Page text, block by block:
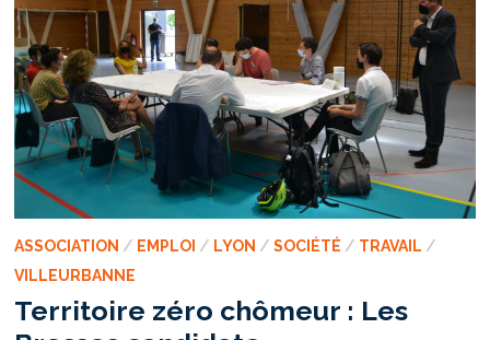
ASSOCIATION / EMPLOI / LYON / SOCIÉTÉ / TRAVAIL /
VILLEURBANNE
Territoire zéro chômeur : Les